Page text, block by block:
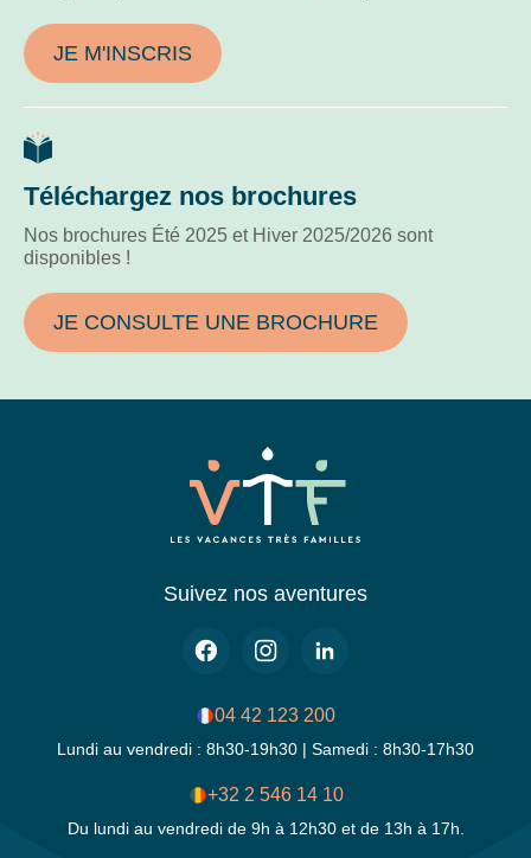
JE M'INSCRIS
Téléchargez nos brochures
Nos brochures Été 2025 et Hiver 2025/2026 sont
disponibles !
JE CONSULTE UNE BROCHURE
Suivez nos aventures
04 42 123 200
Lundi au vendredi : 8h30-19h30 | Samedi : 8h30-17h30
+32 2 546 14 10
Du lundi au vendredi de 9h à 12h30 et de 13h à 17h.